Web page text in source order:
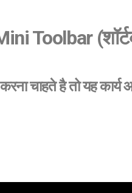
Toolbar
चाहते है तो यह